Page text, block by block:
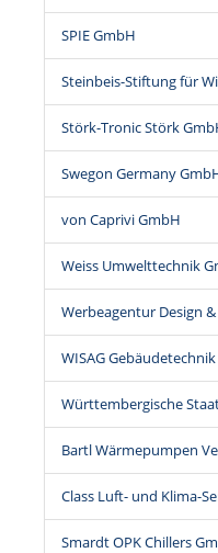
SPIE GmbH
Steinbeis-Stiftung für
Störk-Tronic Störk
Swegon Germany
von Caprivi GmbH
Weiss Umwelttechnik
Werbeagentur Design
WISAG
Württembergische
Bartl Wärmepumpen
Class Luft- und Klima-
Smardt OPK Chillers